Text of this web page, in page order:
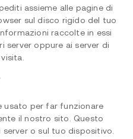
assieme alle pagine di
sul disco rigido del tuo
raccolte in essi
server oppure ai server di
usato per far funzionare
il nostro sito. Questo
o sul tuo dispositivo.